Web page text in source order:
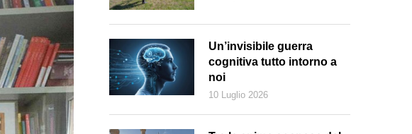
Un’invisibile guerra
cognitiva tutto intorno a
noi
10 Luglio 2026